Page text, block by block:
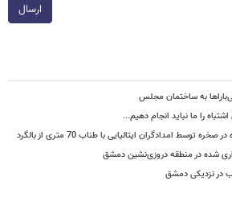
ارسال
به ساختمان مجلس
را ما نباید انجام دهیم...
توسط امدادگران ایتالیایی با طناب 70 متری از بالگرد
شده در منطقه دروزی‌نشین دمشق
در نزدیکی دمشق